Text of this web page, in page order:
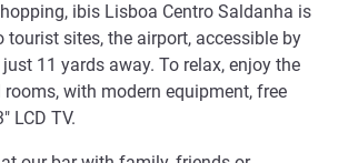
ibis Lisboa Centro Saldanha is
tourist sites, the airport, accessible by
11 yards away. To relax, enjoy the
with modern equipment, free
LCD TV.